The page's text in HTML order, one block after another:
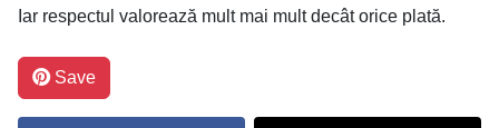
Iar respectul valorează mult mai mult decât orice plată.
Save